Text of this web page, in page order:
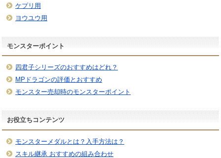
ケプリ用
ヨウユウ用
モンスターポイント
四君子シリーズのおすすめはどれ？
MPドラゴンの評価とおすすめ
モンスター売却時のモンスターポイント
お役立ちコンテンツ
モンスターメダルとは？入手方法は？
スキル継承 おすすめの組み合わせ